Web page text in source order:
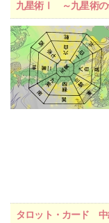
九星術Ⅰ ～九星術の
タロット・カード 中